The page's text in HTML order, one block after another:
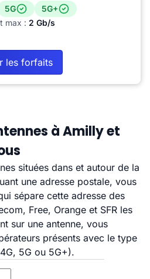
5G
5G+
max : 2 Gb/s
les forfaits
à Amilly et
situées dans et autour de la
une adresse postale, vous
sépare cette adresse des
Free, Orange et SFR les
sur une antenne, vous
présents avec le type
5G ou 5G+).